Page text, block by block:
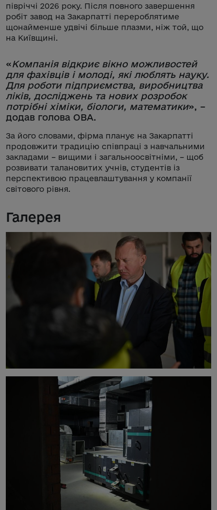
півріччі 2026 року. Після повного завершення
робіт завод на Закарпатті перероблятиме
щонайменше удвічі більше плазми, ніж той, що
на Київщині.
«Компанія відкриє вікно можливостей
для фахівців і молоді, які люблять науку.
Для роботи підприємства, виробництва
ліків, досліджень та нових розробок
потрібні хіміки, біологи, математики», –
додав голова ОВА.
За його словами, фірма планує на Закарпатті
продовжити традицію співпраці з навчальними
закладами – вищими і загальноосвітніми, – щоб
розвивати талановитих учнів, студентів із
перспективою працевлаштування у компанії
світового рівня.
Галерея